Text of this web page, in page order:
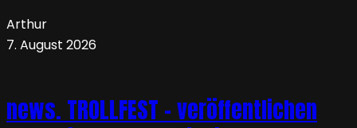
Arthur
7. August 2026
news. TROLLFEST – veröffentlichen